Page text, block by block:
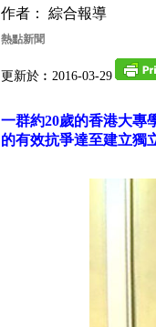
作者： 綜合報導
熱點新聞
更新於︰2016-03-29
一群約20歲的香港大專
的有效抗爭達至建立獨